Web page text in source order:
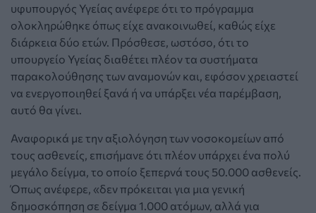
υφυπουργός Υγείας ανέφερε ότι το πρόγραμμα
ολοκληρώθηκε όπως είχε ανακοινωθεί, καθώς είχε
διάρκεια δύο ετών. Πρόσθεσε, ωστόσο, ότι το
υπουργείο Υγείας διαθέτει πλέον τα συστήματα
παρακολούθησης των αναμονών και, εφόσον χρειαστεί
να ενεργοποιηθεί ξανά ή να υπάρξει νέα παρέμβαση,
αυτό θα γίνει.
Αναφορικά με την αξιολόγηση των νοσοκομείων από
τους ασθενείς, επισήμανε ότι πλέον υπάρχει ένα πολύ
μεγάλο δείγμα, το οποίο ξεπερνά τους 50.000 ασθενείς.
Όπως ανέφερε, «δεν πρόκειται για μια γενική
δημοσκόπηση σε δείγμα 1.000 ατόμων, αλλά για